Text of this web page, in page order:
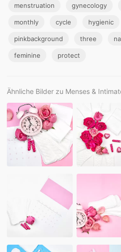
menstruation gynecology
monthly cycle hygienic
pinkbackground three
feminine protect
Ähnliche Bilder zu Menses &